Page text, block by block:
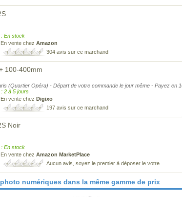
: En stock
En vente chez Amazon
304 avis sur ce marchand
100-400mm
(Quartier Opéra) - Départ de votre commande le jour même - Payez en
: 2 à 5 jours
En vente chez Digixo
197 avis sur ce marchand
Noir
: En stock
En vente chez Amazon MarketPlace
Aucun avis, soyez le premier à déposer le votre
numériques dans la même gamme de prix